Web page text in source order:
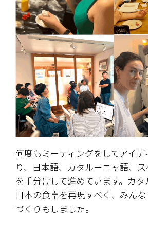
何度もミーティングをしてアイ
り、日本語、カタルーニャ語、
を手分けして進めています。カタ
日本の食卓を再現すべく、みん
づくりもしました。